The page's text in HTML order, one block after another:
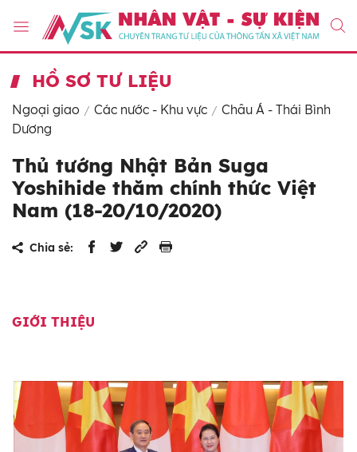
HỒ SƠ TƯ LIỆU
Ngoại giao Các nước - Khu vực
Châu Á - Thái Bình
Dương
Thủ tướng Nhật Bản Suga
Yoshihide thăm chính thức Việt
Nam (18-20/10/2020)
Chia sẻ:
GIỚI THIỆU